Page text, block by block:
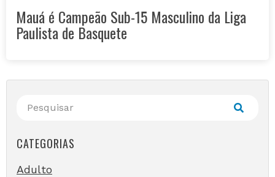
Mauá é Campeão Sub-15 Masculino da Liga
Paulista de Basquete
CATEGORIAS
Adulto